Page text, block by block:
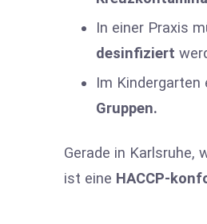
In einer Praxis
desinfiziert
Im
Gruppen.
Gerade in Karlsruhe,
ist eine HACCP-